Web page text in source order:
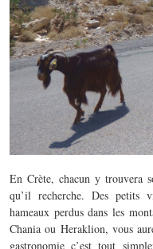
En Crète, chacun y trouvera
qu’il recherche. Des petits
hameaux perdus dans les
Chania ou Heraklion, vous
gastronomie c’est tout